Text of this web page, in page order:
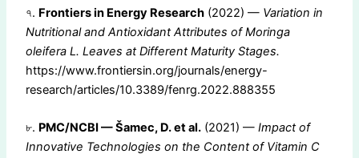
৭. Frontiers in Energy Research (2022) — Variation in
Nutritional and Antioxidant Attributes of Moringa
oleifera L. Leaves at Different Maturity Stages.
https://www.frontiersin.org/journals/energy-
research/articles/10.3389/fenrg.2022.888355
৮. PMC/NCBI — Šamec, D. et al. (2021) —Impact of
Innovative Technologies on the Content of Vitamin C